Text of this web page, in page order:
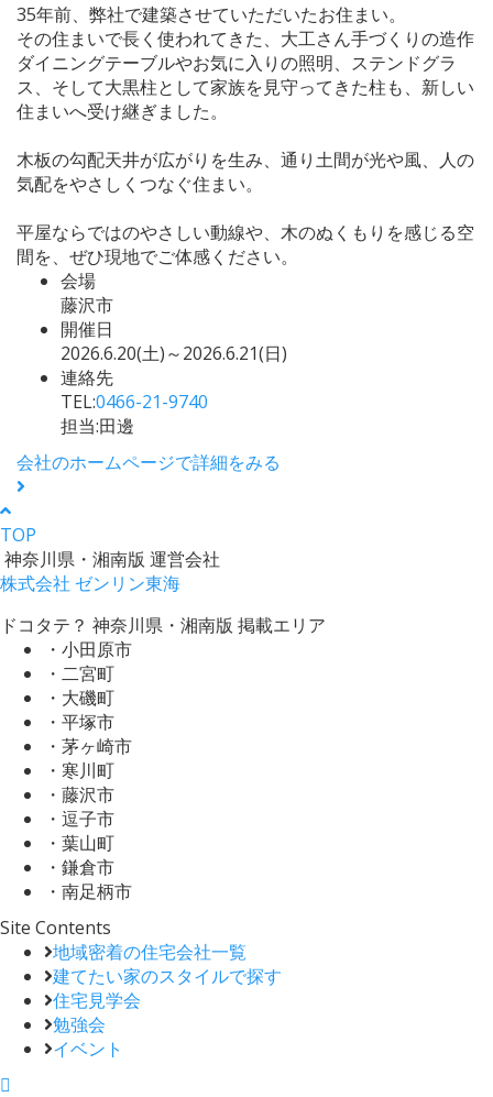
35年前、弊社で建築させていただいたお住まい。
その住まいで長く使われてきた、大工さん手づくりの造作
ダイニングテーブルやお気に入りの照明、ステンドグラ
ス、そして大黒柱として家族を見守ってきた柱も、新しい
住まいへ受け継ぎました。
木板の勾配天井が広がりを生み、通り土間が光や風、人の
気配をやさしくつなぐ住まい。
平屋ならではのやさしい動線や、木のぬくもりを感じる空
間を、ぜひ現地でご体感ください。
会場
藤沢市
開催日
2026.6.20(土)～2026.6.21(日)
連絡先
TEL:0466-21-9740
担当:田邊
会社のホームページで詳細をみる
TOP
神奈川県・湘南版 運営会社
株式会社 ゼンリン東海
ドコタテ？ 神奈川県・湘南版 掲載エリア
・小田原市
・二宮町
・大磯町
・平塚市
・茅ヶ崎市
・寒川町
・藤沢市
・逗子市
・葉山町
・鎌倉市
・南足柄市
Site Contents
地域密着の住宅会社一覧
建てたい家のスタイルで探す
住宅見学会
勉強会
イベント